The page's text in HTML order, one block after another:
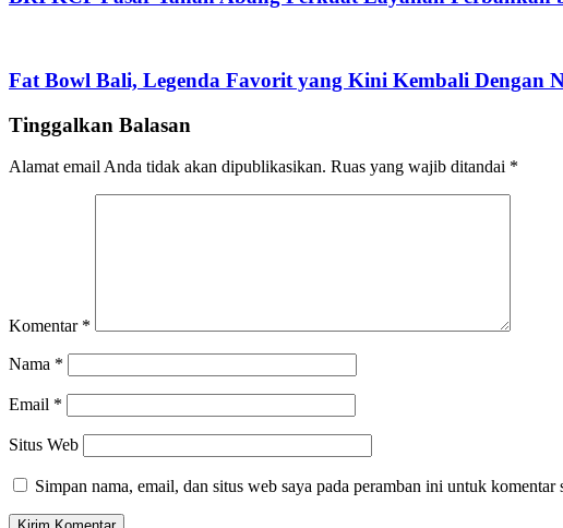
Fat Bowl Bali, Legenda Favorit yang Kini Kembali Dengan
Tinggalkan Balasan
Alamat email Anda tidak akan dipublikasikan. Ruas yang wajib ditandai *
Komentar *
Nama *
Email *
Situs Web
Simpan nama, email, dan situs web saya pada peramban ini untuk komentar